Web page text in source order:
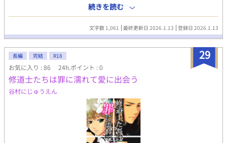
眼差しで昔と似ても似つなぬ冷笑を浮かべて。 「今度は君を失わ
ない。」と言い、禁術のはずの魂の誓約を結ばされた。 その時、
思った。「あの時、自分の選んだ道は果たして正しかったの
か？」と。 登場人物 * 攻（ジークフリート） 献身的な愛を
* 受（リト/前世エルン） 良かれと思って犠牲になったが、そ
の結果、最愛の人の精神を壊して しまったことに気づき、絶
望する転生者。
続きを読む
文字数 1,061 最終更新日 2026.1.13 登録日 2026.1.13
29
長編 完結 R18
お気に入り : 86 24h.ポイント : 0
修道士たちは罪に濡れて愛に出会う
谷村にじゅうえん